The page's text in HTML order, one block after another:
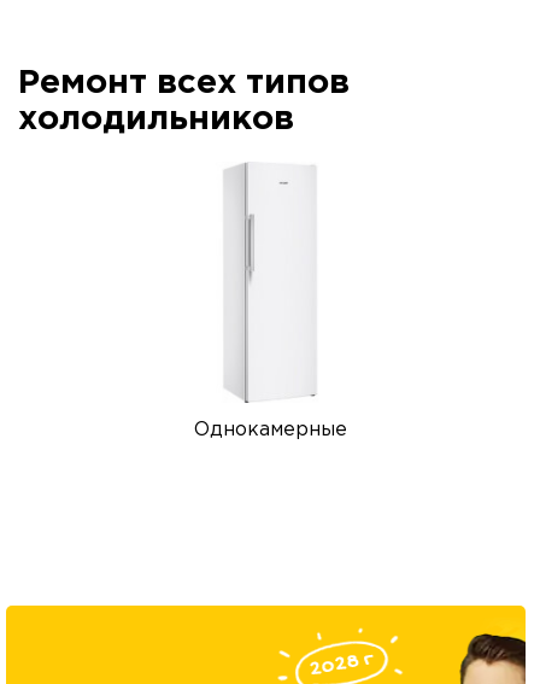
Ремонт всех типов
холодильников
Однокамерные